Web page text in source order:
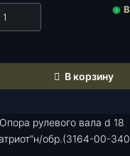
◉
В корзину